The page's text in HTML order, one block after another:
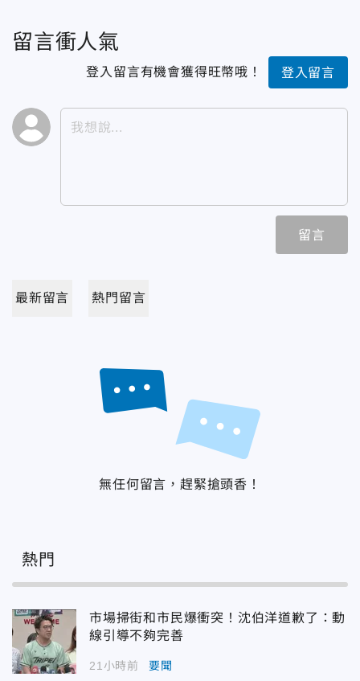
留言衝人氣
登入留言有機會獲得旺幣哦！ 登入留言
留言
最新留言 熱門留言
無任何留言，趕緊搶頭香！
熱門
市場掃街和市民爆衝突！沈伯洋道歉了：動
線引導不夠完善
21小時前 要聞